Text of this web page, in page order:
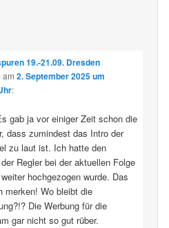
19.-21.09. Dresden
am 2. September 2025 um
:
gab ja vor einiger Zeit schon die
dass zumindest das Intro der
zu laut ist. Ich hatte den
Regler bei der aktuellen Folge
hochgezogen wurde. Das
merken! Wo bleibt die
Die Werbung für die
gar nicht so gut rüber.